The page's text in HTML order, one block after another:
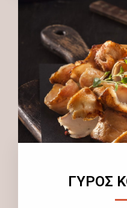
ΓΥΡΟΣ